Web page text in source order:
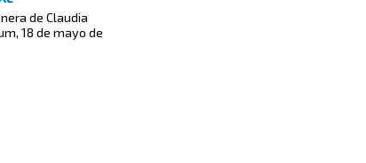
de Claudia
18 de mayo de